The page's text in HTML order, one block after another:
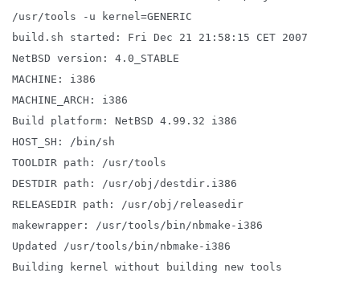
/usr/tools -u kernel=GENERIC
build.sh started: Fri Dec 21 21:58:15 CET 2007
NetBSD version: 4.0_STABLE
MACHINE: i386
MACHINE_ARCH: i386
Build platform: NetBSD 4.99.32 i386
HOST_SH: /bin/sh
TOOLDIR path: /usr/tools
DESTDIR path: /usr/obj/destdir.i386
RELEASEDIR path: /usr/obj/releasedir
makewrapper: /usr/tools/bin/nbmake-i386
Updated /usr/tools/bin/nbmake-i386
Building kernel without building new tools